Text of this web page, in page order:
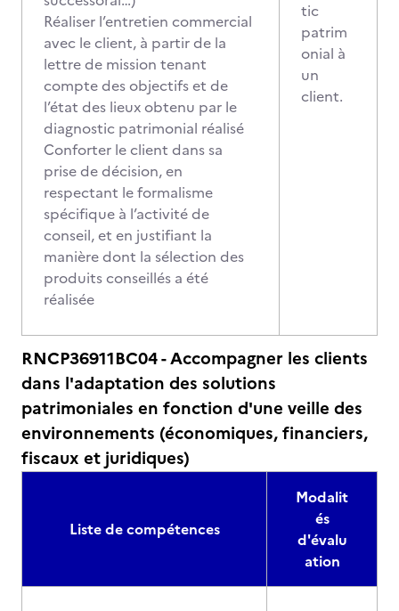
Réaliser l’entretien commercial
avec le client, à partir de la
lettre de mission tenant
compte des objectifs et de
l’état des lieux obtenu par le
diagnostic patrimonial réalisé
Conforter le client dans sa
prise de décision, en
respectant le formalisme
spécifique à l’activité de
conseil, et en justifiant la
manière dont la sélection des
produits conseillés a été
réalisée
tic
patrim
onial à
un
client.
RNCP36911BC04 - Accompagner les clients
dans l'adaptation des solutions
patrimoniales en fonction d'une veille des
environnements (économiques, financiers,
fiscaux et juridiques)
Liste de compétences
Modalit
és
d'évalu
ation